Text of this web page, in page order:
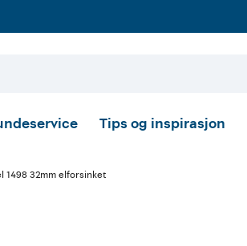
Tips og inspirasjon
1498 32mm elforsinket